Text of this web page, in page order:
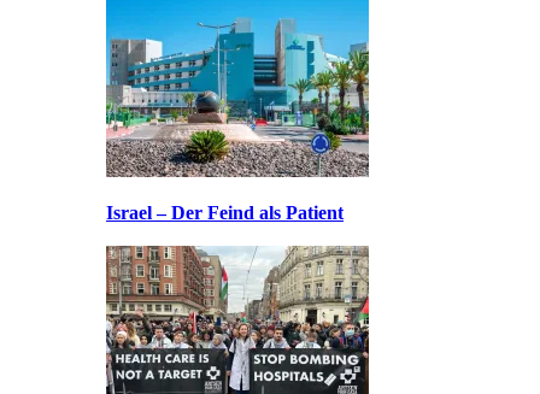
Israel – Der Feind als Patient